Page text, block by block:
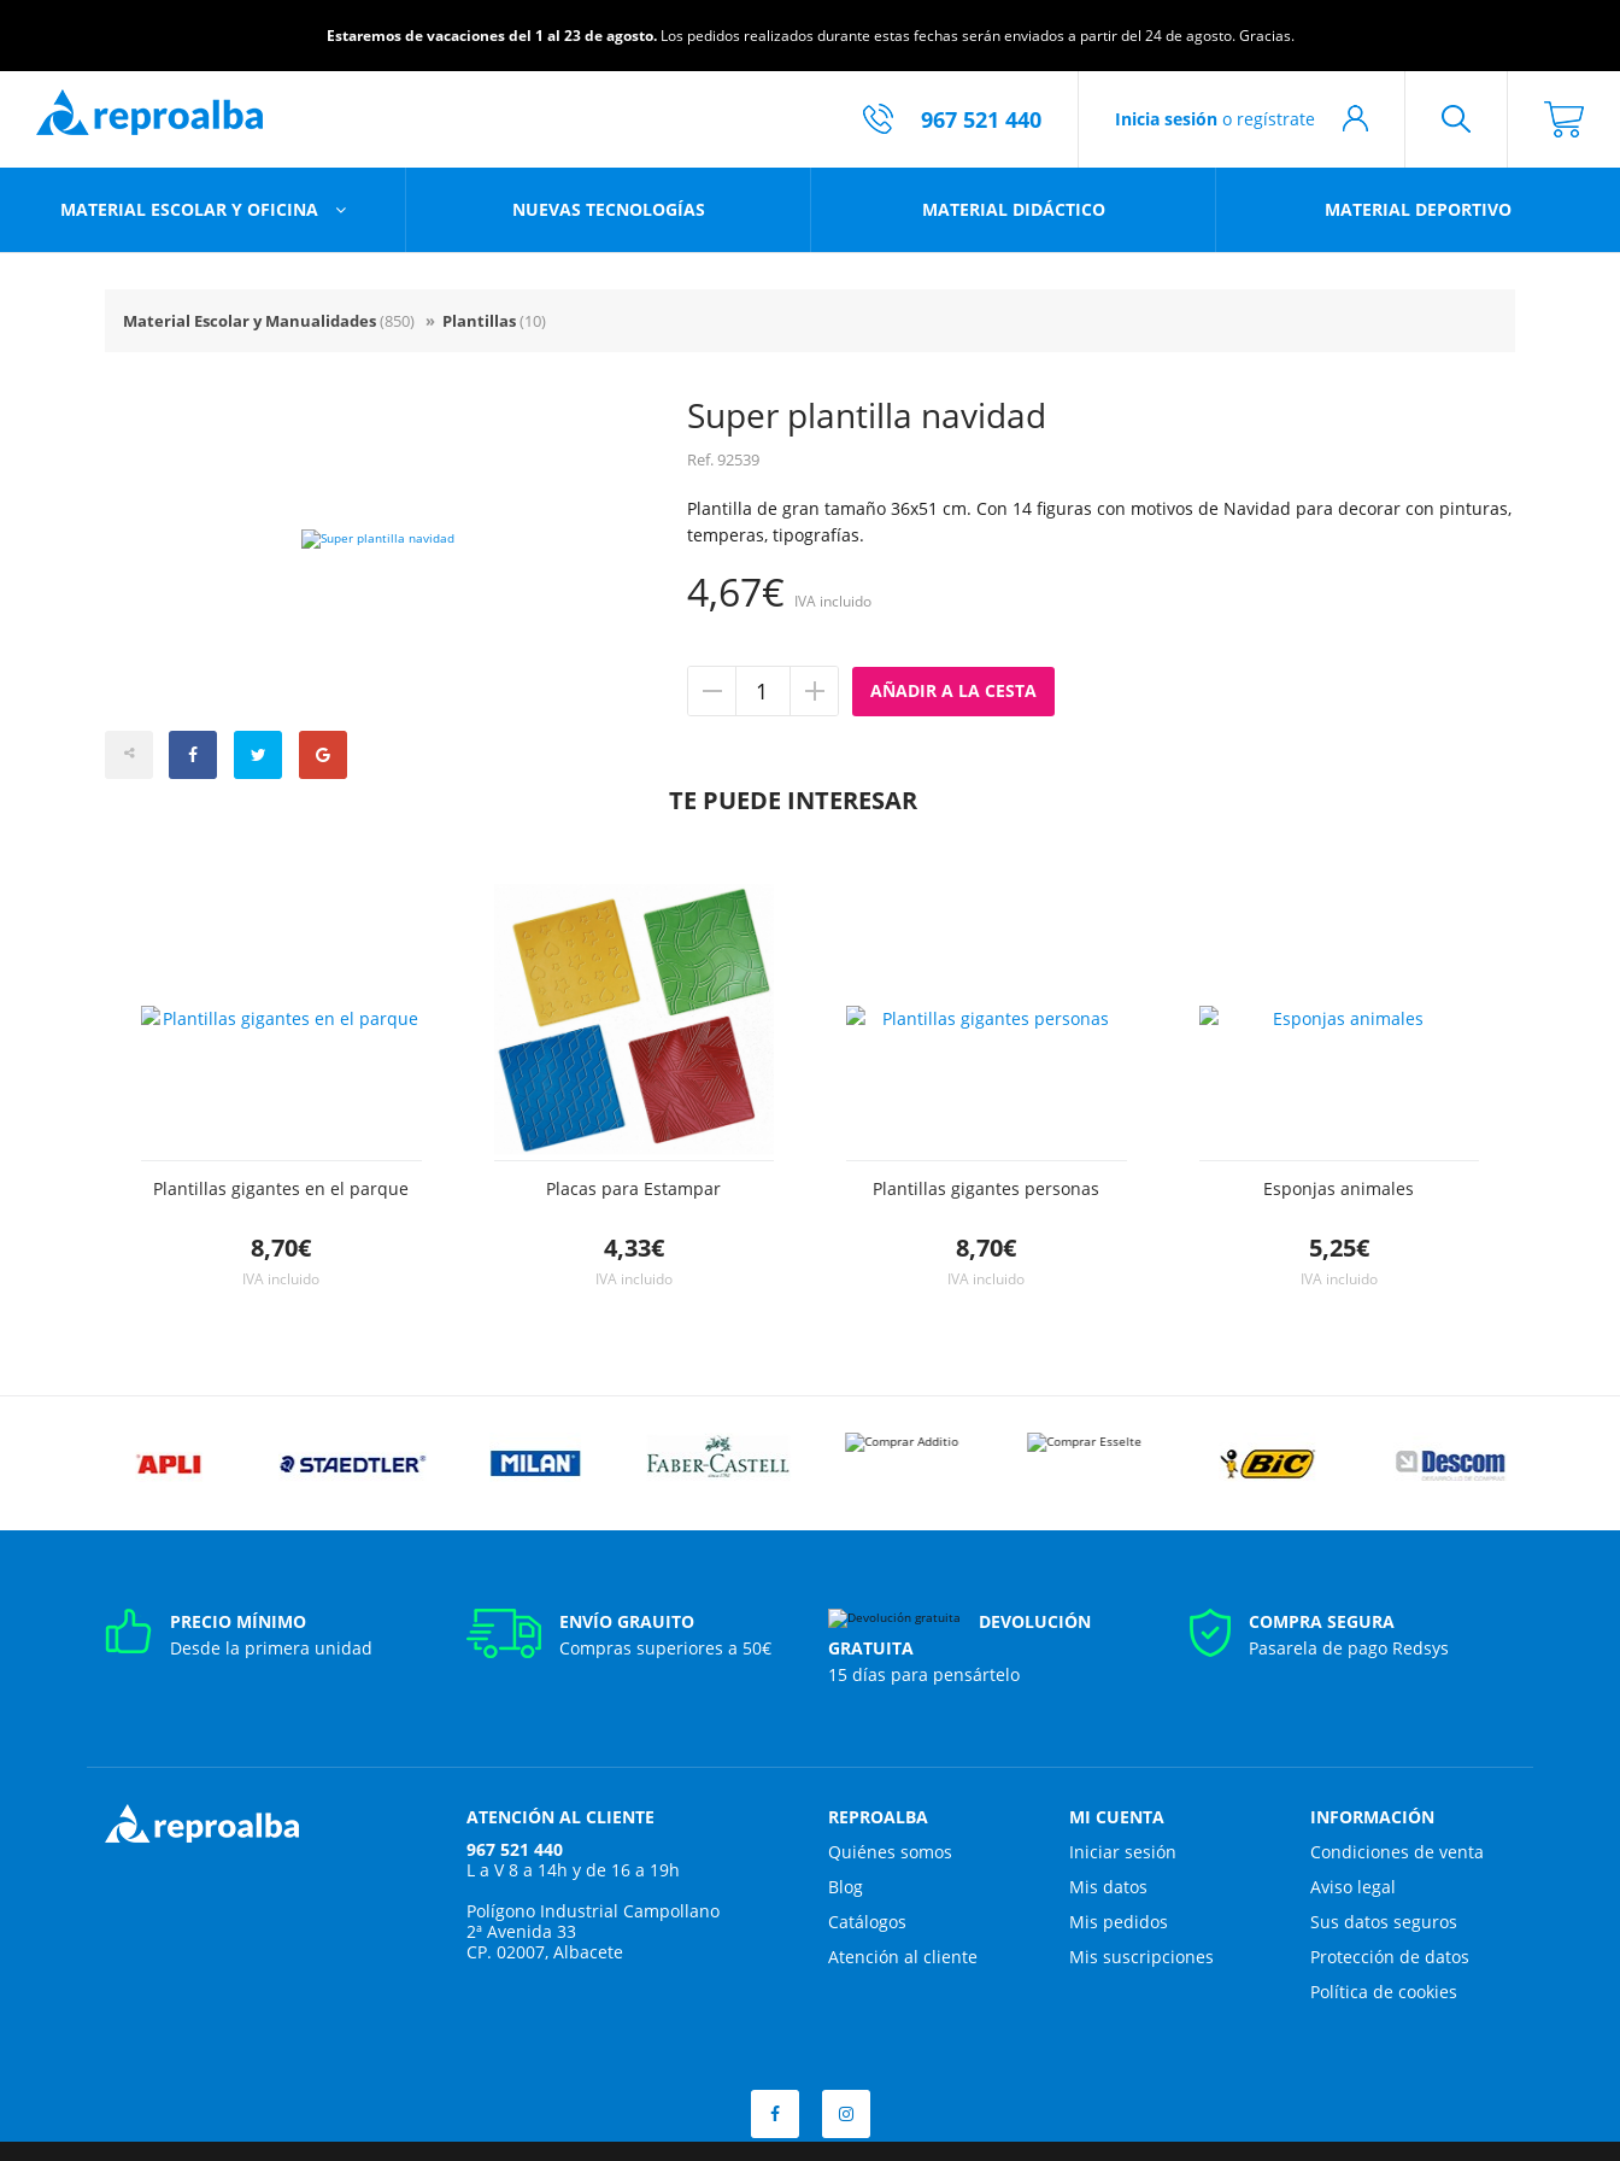
Estaremos de vacaciones del 1 al 23 de agosto. Los pedidos realizados durante estas fechas serán enviados a partir del 24 de agosto. Gracias.
Inicia sesión o regístrate
967 521 440
MATERIAL ESCOLAR Y OFICINA NUEVAS TECNOLOGÍAS MATERIAL DIDÁCTICO MATERIAL DEPORTIVO
Material Escolar y Manualidades(850) » Plantillas(10)
Super plantilla navidad
Ref.92539
Plantilla de gran tamaño 36x51 cm. Con 14 figuras con motivos de Navidad para decorar con pinturas,
temperas, tipografías.
4,67€ IVA incluido
TE PUEDE INTERESAR
Plantillas gigantes en el parque
8,70€
IVA incluido
Placas para Estampar
4,33€
IVA incluido
Plantillas gigantes personas
8,70€
IVA incluido
Esponjas animales
5,25€
IVA incluido
PRECIO MÍNIMO
Desde la primera unidad
ENVÍO GRAUITO
Compras superiores a 50€
DEVOLUCIÓN
GRATUITA
15 días para pensártelo
COMPRA SEGURA
Pasarela de pago Redsys
ATENCIÓN AL CLIENTE
967 521 440
L a V 8 a 14h y de 16 a 19h
Polígono Industrial Campollano
2ª Avenida 33
CP. 02007, Albacete
REPROALBA
Quiénes somos
Blog
Catálogos
Atención al cliente
MI CUENTA
Iniciar sesión
Mis datos
Mis pedidos
Mis suscripciones
INFORMACIÓN
Condiciones de venta
Aviso legal
Sus datos seguros
Protección de datos
Política de cookies